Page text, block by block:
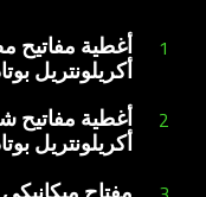
1 أغطية مفاتيح
أكريلونتريل
2 أغطية مفاتيح
أكريلونتريل